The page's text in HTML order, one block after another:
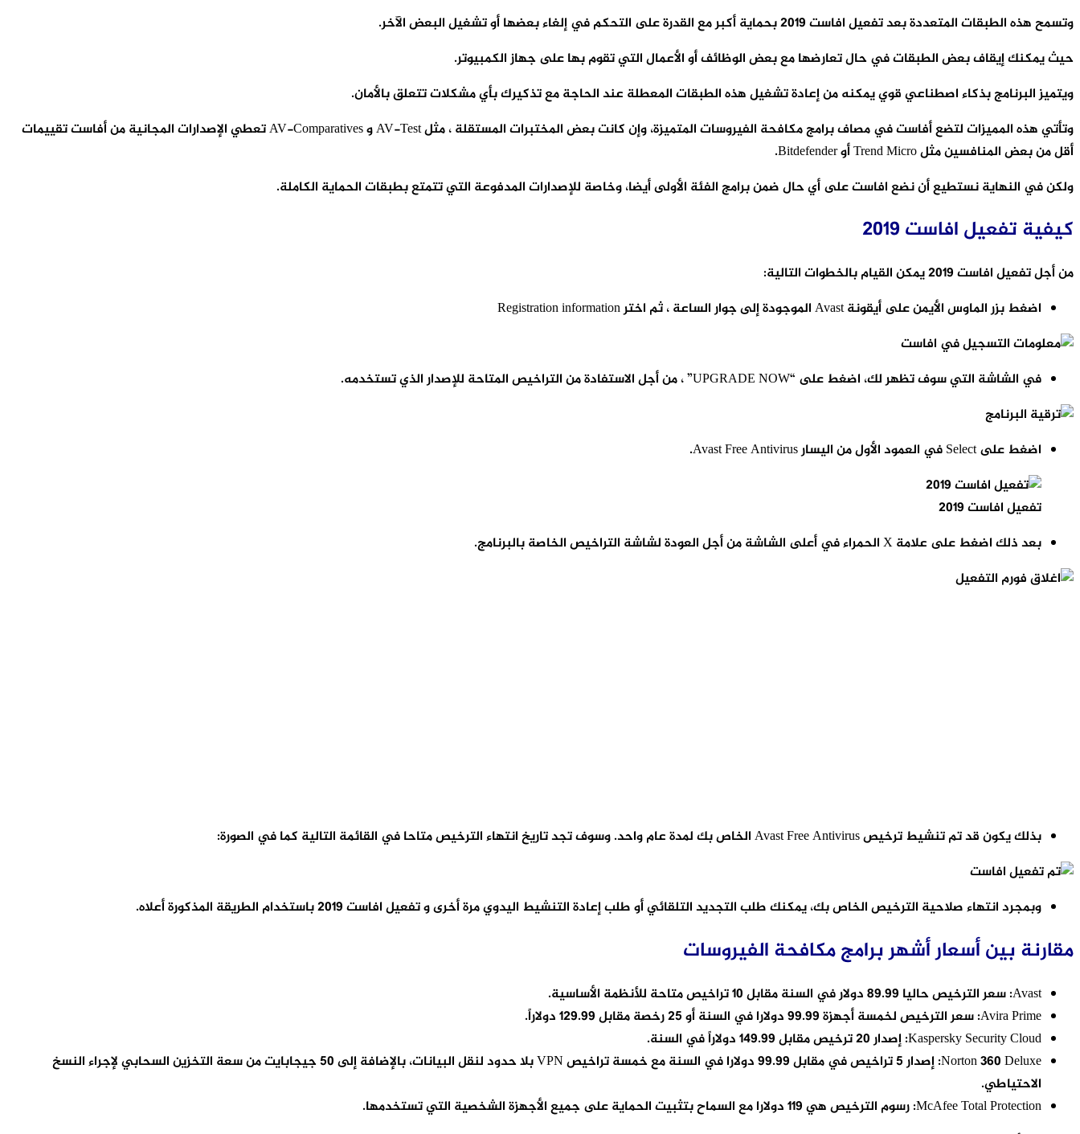
وتسمح هذه الطبقات المتعددة بعد تفعيل افاست 2019 بحماية أكبر مع القدرة على التحكم في إلغاء بعضها أو تشغيل البعض الآخر.
حيث يمكنك إيقاف بعض الطبقات في حال تعارضها مع بعض الوظائف أو الأعمال التي تقوم بها على جهاز الكمبيوتر.
ويتميز البرنامج بذكاء اصطناعي قوي يمكنه من إعادة تشغيل هذه الطبقات المعطلة عند الحاجة مع تذكيرك بأي مشكلات تتعلق بالأمان.
وتأتي هذه المميزات لتضع أفاست في مصاف برامج مكافحة الفيروسات المتميزة، وإن كانت بعض المختبرات المستقلة ، مثل AV-Test و AV-Comparatives تعطي الإصدارات المجانية من أفاست تقييمات
أقل من بعض المنافسين مثل Trend Micro أو Bitdefender.
ولكن في النهاية نستطيع أن نضع افاست على أي حال ضمن برامج الفئة الأولى أيضا، وخاصة للإصدارات المدفوعة التي تتمتع بطبقات الحماية الكاملة.
كيفية تفعيل افاست 2019
من أجل تفعيل افاست 2019 يمكن القيام بالخطوات التالية:
اضغط بزر الماوس الأيمن على أيقونة Avast الموجودة إلى جوار الساعة ، ثم اختر Registration information
في الشاشة التي سوف تظهر لك، اضغط على “UPGRADE NOW” ، من أجل الاستفادة من التراخيص المتاحة للإصدار الذي تستخدمه.
اضغط على Select في العمود الأول من اليسار Avast Free Antivirus.
تفعيل افاست 2019
بعد ذلك اضغط على علامة X الحمراء في أعلى الشاشة من أجل العودة لشاشة التراخيص الخاصة بالبرنامج.
بذلك يكون قد تم تنشيط ترخيص Avast Free Antivirus الخاص بك لمدة عام واحد. وسوف تجد تاريخ انتهاء الترخيص متاحا في القائمة التالية كما في الصورة:
وبمجرد انتهاء صلاحية الترخيص الخاص بك، يمكنك طلب التجديد التلقائي أو طلب إعادة التنشيط اليدوي مرة أخرى و تفعيل افاست 2019 باستخدام الطريقة المذكورة أعلاه.
مقارنة بين أسعار أشهر برامج مكافحة الفيروسات
Avast: سعر الترخيص حاليا 89.99 دولار في السنة مقابل 10 تراخيص متاحة للأنظمة الأساسية.
Avira Prime: سعر الترخيص لخمسة أجهزة 99.99 دولارا في السنة أو 25 رخصة مقابل 129.99 دولاراً.
Kaspersky Security Cloud: إصدار 20 ترخيص مقابل 149.99 دولاراً في السنة.
Norton 360 Deluxe: إصدار 5 تراخيص في مقابل 99.99 دولارا في السنة مع خمسة تراخيص VPN بلا حدود لنقل البيانات، بالإضافة إلى 50 جيجابايت من سعة التخزين السحابي لإجراء النسخ
الاحتياطي.
McAfee Total Protection: رسوم الترخيص هي 119 دولارا مع السماح بتثبيت الحماية على جميع الأجهزة الشخصية التي تستخدمها.